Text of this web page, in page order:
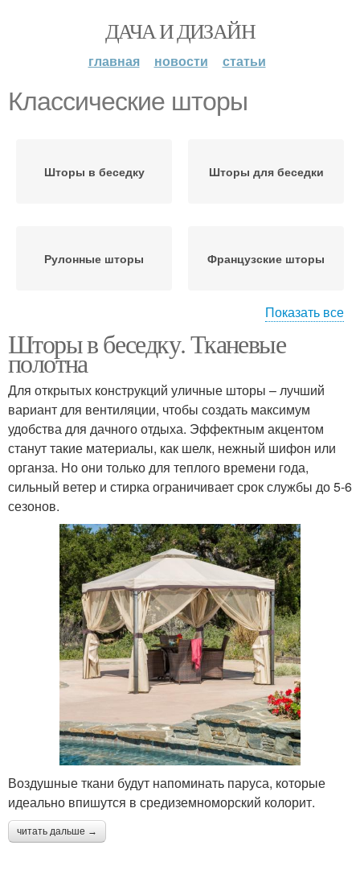
ДАЧА И ДИЗАЙН
главная новости статьи
Классические шторы
Шторы в беседку Шторы для беседки
Рулонные шторы Французские шторы
Шторы для улицы Уличные шторы
Шторы для веранд Прозрачные шторы
Защитные шторы Шторы для беседок
Акриловые шторы
Шторы для летней
беседки
Шторы для веранды Специальные шторы
Показать все
Шторы в беседку. Тканевые
полотна
Для открытых конструкций уличные шторы – лучший
вариант для вентиляции, чтобы создать максимум
удобства для дачного отдыха. Эффектным акцентом
станут такие материалы, как шелк, нежный шифон или
органза. Но они только для теплого времени года,
сильный ветер и стирка ограничивает срок службы до 5-6
сезонов.
Воздушные ткани будут напоминать паруса, которые
идеально впишутся в средиземноморский колорит.
читать дальше →